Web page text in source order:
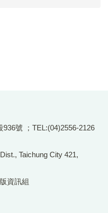
號 ；TEL:(04)2556-2126
Taichung City 421,
資訊組